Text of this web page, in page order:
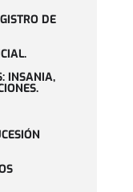
DE
INSANIA,